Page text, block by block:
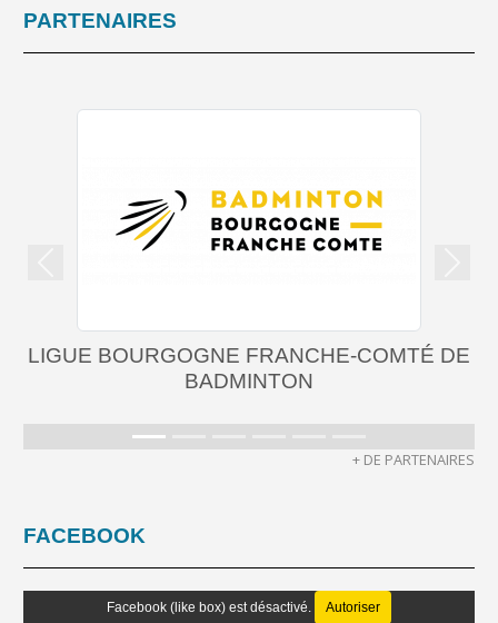
PARTENAIRES
LIGUE BOURGOGNE FRANCHE-COMTÉ DE
BADMINTON
+ DE PARTENAIRES
FACEBOOK
Facebook (like box) est désactivé. Autoriser